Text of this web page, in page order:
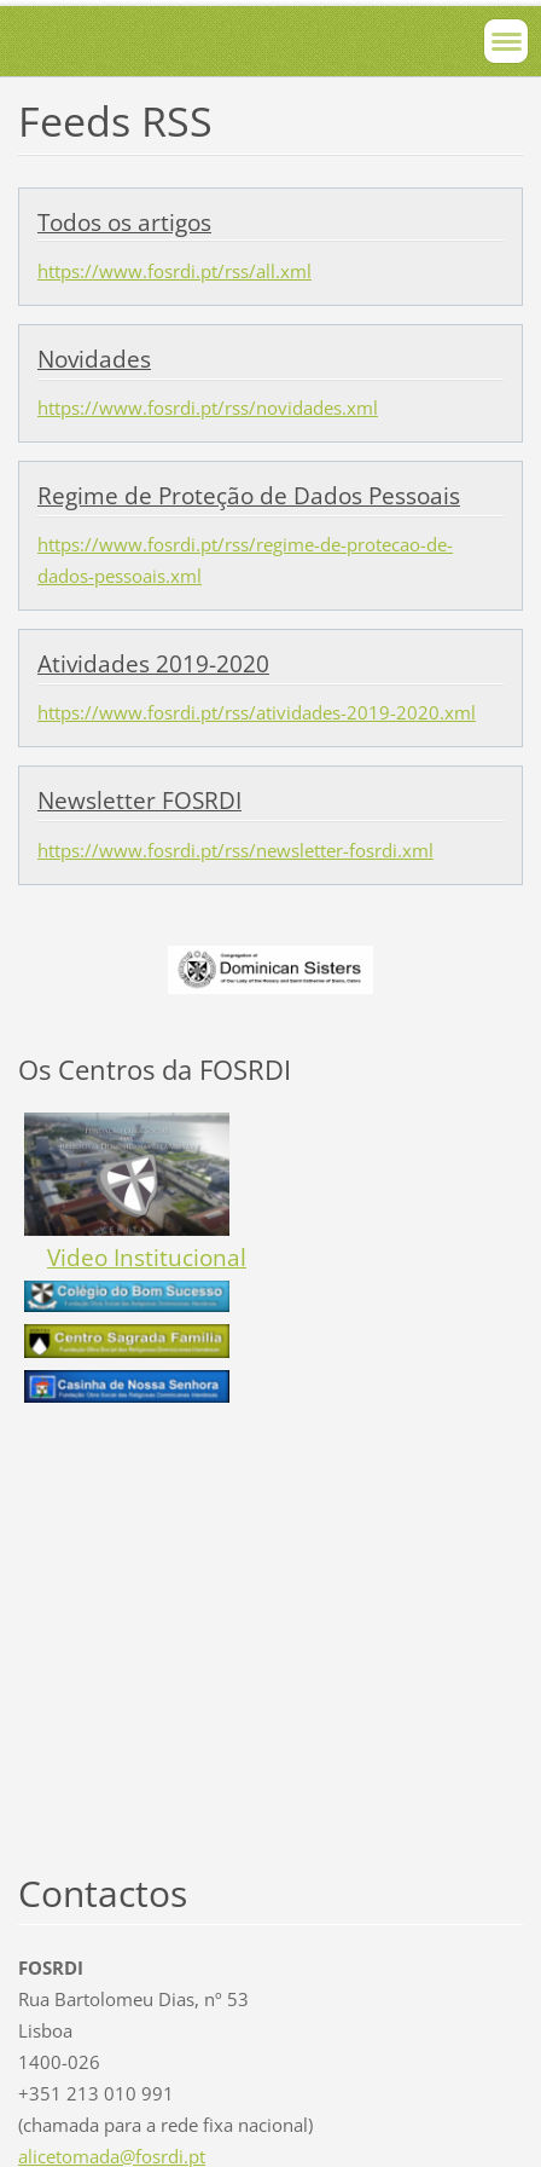
Feeds RSS
Todos os artigos
https://www.fosrdi.pt/rss/all.xml
Novidades
https://www.fosrdi.pt/rss/novidades.xml
Regime de Proteção de Dados Pessoais
https://www.fosrdi.pt/rss/regime-de-protecao-de-
dados-pessoais.xml
Atividades 2019-2020
https://www.fosrdi.pt/rss/atividades-2019-2020.xml
Newsletter FOSRDI
https://www.fosrdi.pt/rss/newsletter-fosrdi.xml
Os Centros da FOSRDI
Video Institucional
Contactos
FOSRDI
Rua Bartolomeu Dias, nº 53
Lisboa
1400-026
+351 213 010 991
(chamada para a rede fixa nacional)
alicetomada@fosrdi.pt